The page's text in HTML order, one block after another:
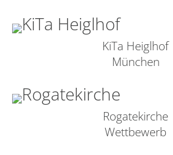
KiTa Heiglhof
München
Rogatekirche
Wettbewerb